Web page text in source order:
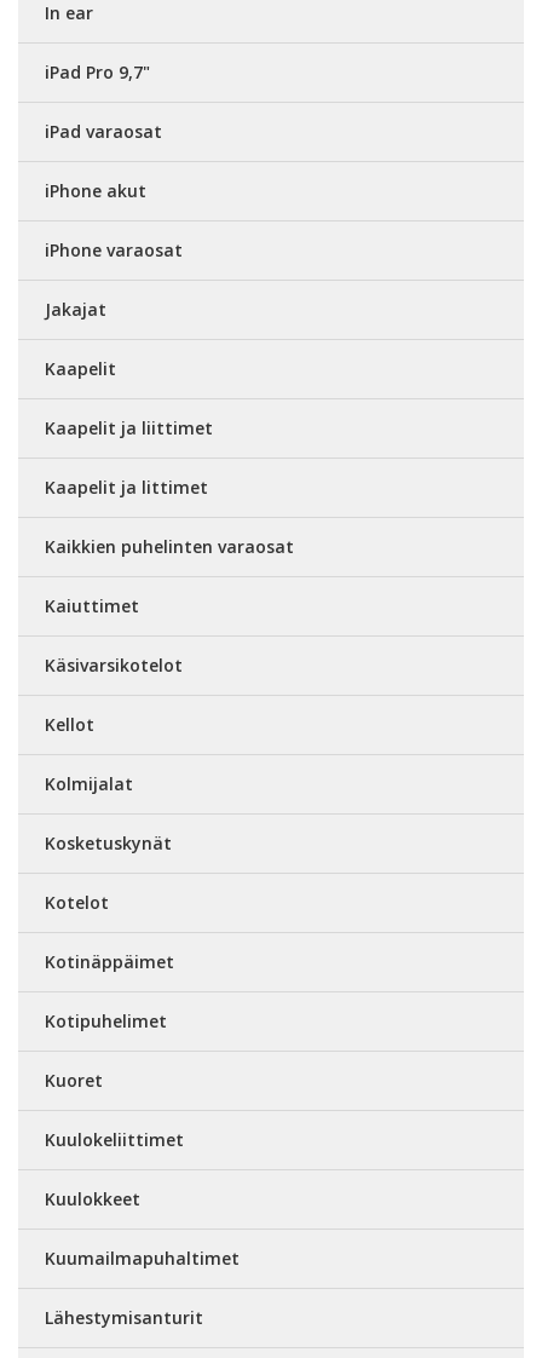
In ear
iPad Pro 9,7"
iPad varaosat
iPhone akut
iPhone varaosat
Jakajat
Kaapelit
Kaapelit ja liittimet
Kaapelit ja littimet
Kaikkien puhelinten varaosat
Kaiuttimet
Käsivarsikotelot
Kellot
Kolmijalat
Kosketuskynät
Kotelot
Kotinäppäimet
Kotipuhelimet
Kuoret
Kuulokeliittimet
Kuulokkeet
Kuumailmapuhaltimet
Lähestymisanturit